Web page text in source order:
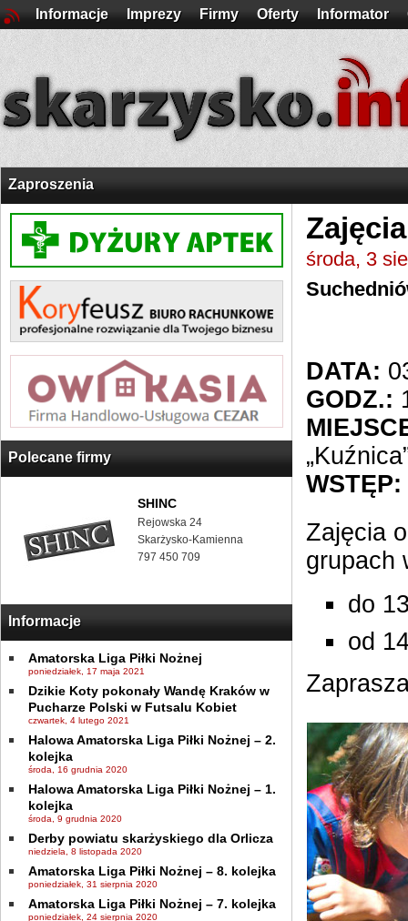
Informacje Imprezy Firmy Oferty Informator
Zaproszenia
Polecane firmy
SHINC
Rejowska 24
Skarżysko-Kamienna
797 450 709
Informacje
Amatorska Liga Piłki Nożnej
poniedziałek, 17 maja 2021
Dzikie Koty pokonały Wandę Kraków w
Pucharze Polski w Futsalu Kobiet
czwartek, 4 lutego 2021
Halowa Amatorska Liga Piłki Nożnej – 2.
kolejka
środa, 16 grudnia 2020
Halowa Amatorska Liga Piłki Nożnej – 1.
kolejka
środa, 9 grudnia 2020
Derby powiatu skarżyskiego dla Orlicza
niedziela, 8 listopada 2020
Amatorska Liga Piłki Nożnej – 8. kolejka
poniedziałek, 31 sierpnia 2020
Amatorska Liga Piłki Nożnej – 7. kolejka
poniedziałek, 24 sierpnia 2020
środa, 3
DATA:
GODZ.:
WSTĘP:
Zajęcia
grupach
do
od